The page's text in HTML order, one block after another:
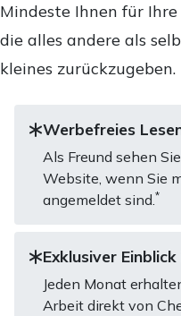
Mindeste Ihnen für
die alles andere als
kleines zurückzugeben.
Werbefreies
Als Freund sehen
Website, wenn Sie
angemeldet sind.*
Exklusiver
Jeden Monat
Arbeit direkt von